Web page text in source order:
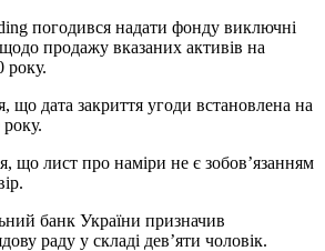
погодився надати фонду виключні
продажу вказаних активів на
року.
що дата закриття угоди встановлена на
що лист про наміри не є зобов’язанням
банк України призначив
раду у складі дев’яти чоловік.